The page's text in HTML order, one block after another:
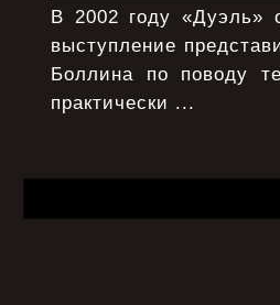
В 2002 году «Дуэль»
выступление
Боллина по поводу
практически ...